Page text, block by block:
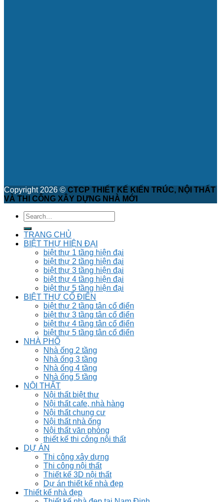
Copyright 2026 © CTCP THIẾT KẾ KIẾN TRÚC, NỘI THẤT
VÀ THI CÔNG XÂY DỰNG NHÀ MỚI
TRANG CHỦ
BIỆT THỰ HIỆN ĐẠI
biệt thự 1 tầng hiện đại
biệt thự 2 tầng hiện đại
biệt thự 3 tầng hiện đại
biệt thự 4 tầng hiện đại
biệt thự 5 tầng hiện đại
BIỆT THỰ CỔ ĐIỂN
biệt thự 2 tầng tân cổ điển
biệt thự 3 tầng tân cổ điển
biệt thự 4 tầng tân cổ điển
biệt thự 5 tầng tân cổ điển
NHÀ PHỐ
Nhà ống 2 tầng
Nhà ống 3 tầng
Nhà ống 4 tầng
Nhà ống 5 tầng
NỘI THẤT
Nội thất biệt thư
Nội thất cafe, nhà hàng
Nội thất chung cư
Nội thất nhà ống
Nội thất văn phòng
thiết kế thi công nội thất
DỰ ÁN
Thi công xây dựng
Thi công nội thất
Thiết kế 3D nội thất
Dự án thiết kế nhà đẹp
Thiết kế nhà đẹp